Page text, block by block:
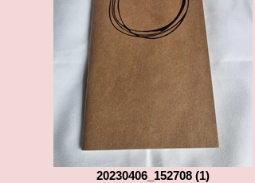
20230406_152708 (1)